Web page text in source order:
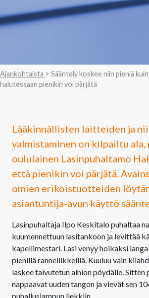
Ajankohtaista > Sääntely koskee niin pieniä
halutessaan pienikin voi pärjätä
Lääkinnällisten laitteiden ja
valmistaminen on kilpailtu ala,
oululainen Lasinpuhaltamo
että pienikin voi pärjätä.
omien erikoistuotteiden
asiantuntija-avun käyttö
Lasinpuhaltaja Ilpo Keskitalo puhaltaa
kuumennettuun lasitankoon ja levittää
kapellimestari. Lasi venyy hoikaksi
pienillä ranneliikkeillä. Kuuluu vain
laskee taivutetun aihion pöydälle. Sitten
nappaavat uuden tangon ja vievät sen
puhalluslampun liekkiin.